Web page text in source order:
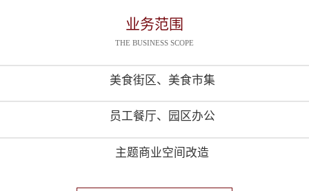
业务范围
THE BUSINESS SCOPE
美食街区、美食市集
员工餐厅、园区办公
主题商业空间改造